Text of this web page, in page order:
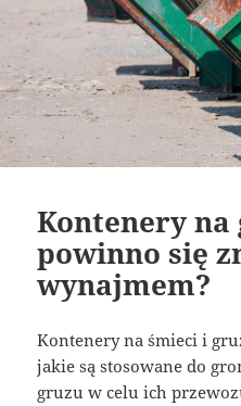
Kontenery na
powinno się
wynajmem?
Kontenery na śmieci i
jakie są stosowane do
gruzu w celu ich